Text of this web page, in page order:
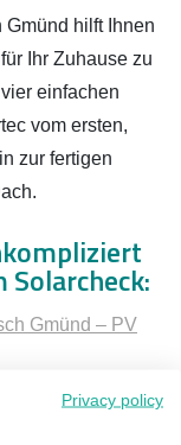
hilft Ihnen
Ihr Zuhause zu
einfachen
vom ersten,
zur fertigen
Privacy policy